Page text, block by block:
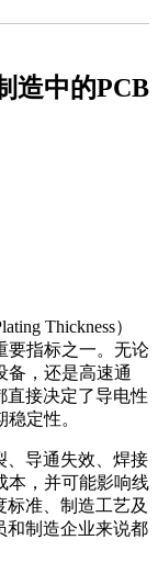
造中的PCB
Thickness）
要指标之一。无论
备，还是高速通
直接决定了导电性
定性。
、导通失效、焊接
本，并可能影响线
标准、制造工艺及
和制造企业来说都